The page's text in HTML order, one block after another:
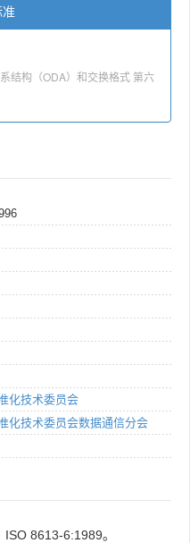
结构（ODA）和交换格式 第六
化技术委员会
化技术委员会数据通信分会
8613-6:1989。